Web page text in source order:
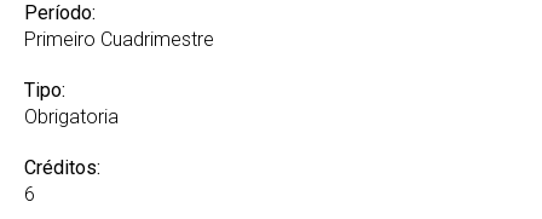
Período:
Primeiro Cuadrimestre
Tipo:
Obrigatoria
Créditos:
6